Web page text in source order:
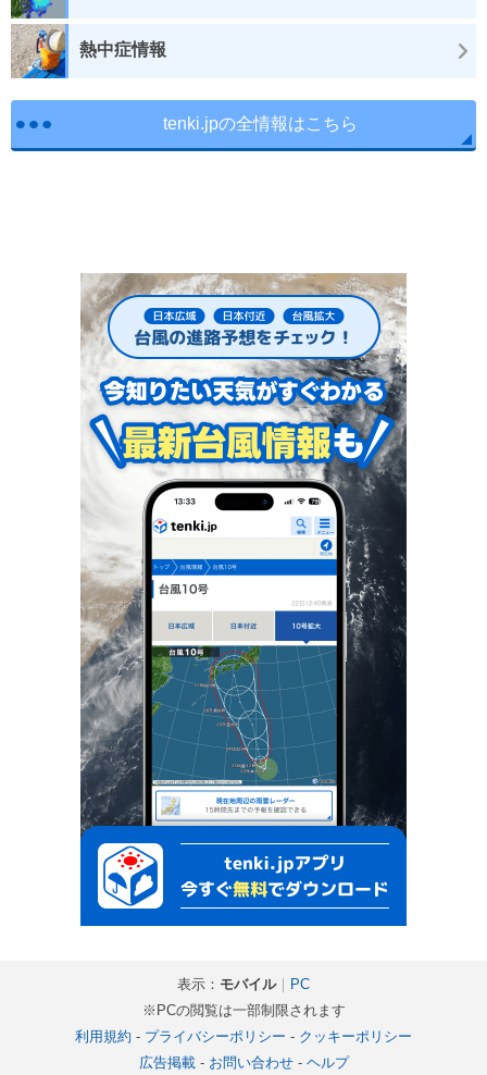
熱中症情報
tenki.jpの全情報はこちら
表示： モバイル｜ PC
※PCの閲覧は一部制限されます
利用規約 - プライバシーポリシー - クッキーポリシー
広告掲載- お問い合わせ- ヘルプ